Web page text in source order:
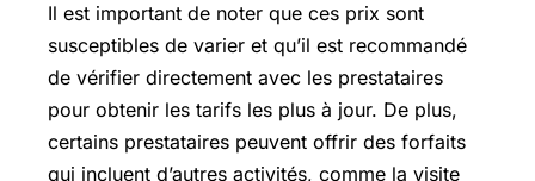
Il est important de noter que ces prix sont
susceptibles de varier et qu’il est recommandé
de vérifier directement avec les prestataires
pour obtenir les tarifs les plus à jour. De plus,
certains prestataires peuvent offrir des forfaits
qui incluent d’autres activités, comme la visite